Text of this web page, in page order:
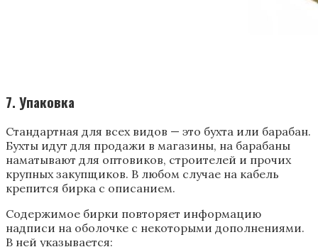
7. Упаковка
Стандартная для всех видов — это бухта или барабан.
Бухты идут для продажи в магазины, на барабаны
наматывают для оптовиков, строителей и прочих
крупных закупщиков. В любом случае на кабель
крепится бирка с описанием.
Содержимое бирки повторяет информацию
надписи на оболочке с некоторыми дополнениями.
В ней указывается: